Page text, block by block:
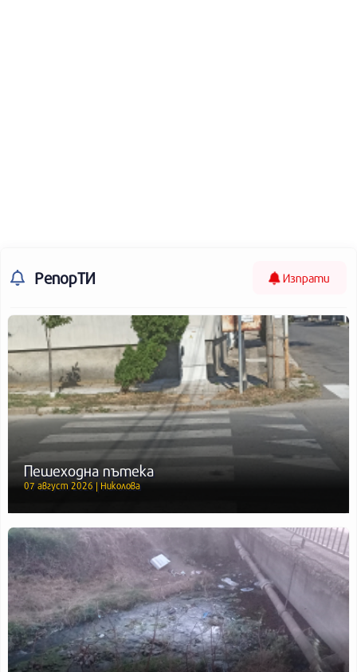
РепорТИ Изпрати
Пешеходна пътека
07 август 2026 | Николова